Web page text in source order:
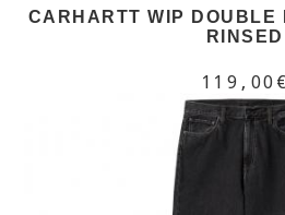
CARHARTT WIP DOUBLE
RINSED
119,00€